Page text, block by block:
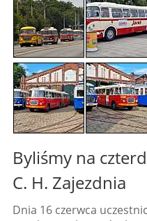
Byliśmy na
C. H. Zajezdnia
Dnia 16 czerwca